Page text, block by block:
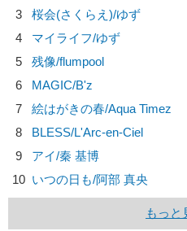
3
桜会(さくらえ)/ゆず
4
マイライフ/ゆず
5
残像/flumpool
6
MAGIC/B'z
7
絵はがきの春/Aqua Timez
8
BLESS/L'Arc-en-Ciel
9
アイ/秦 基博
10 いつの日も/阿部 真央
もっと